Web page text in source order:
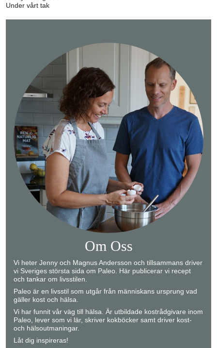
Under vårt tak
Om Oss
Vi heter Jenny och Magnus Andersson och tillsammans driver
vi Sveriges största sida om Paleo. Här publicerar vi recept
och tankar om livsstilen.
Paleo är en livsstil som utgår från människans ursprung vad
gäller kost och hälsa.
Vi har funnit vår väg till hälsa. Är utbildade kostrådgivare inom
Paleo, lever som vi lär, skriver kokböcker samt driver kost-
och hälsoutmaningar.
Låt dig inspireras!